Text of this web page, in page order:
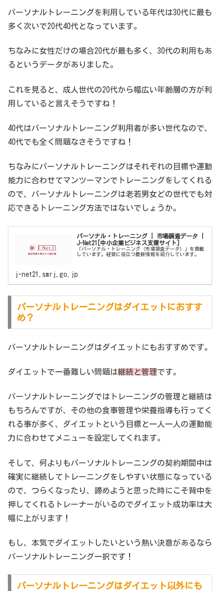
パーソナルトレーニングを利用している年代は30代に最も
多く次いで20代40代となっています。
ちなみに女性だけの場合20代が最も多く、30代の利用もあ
るというデータがありました。
これを見ると、成人世代の20代から幅広い年齢層の方が利
用していると言えそうですね！
40代はパーソナルトレーニング利用者が多い世代なので、
40代でも全く問題なさそうですね！
ちなみにパーソナルトレーニングはそれぞれの目標や運動
能力に合わせてマンツーマンでトレーニングをしてくれる
ので、パーソナルトレーニングは老若男女どの世代でも対
応できるトレーニング方法ではないでしょうか。
パーソナル・トレーニング | 市場調査データ |
J-Net21[中小企業ビジネス支援サイト]
「パーソナル・トレーニング（市場調査データ）」を掲載
しています。経営に役立つ最新情報を紹介しています。
j-net21.smrj.go.jp
パーソナルトレーニングはダイエットにおすす
め？
パーソナルトレーニングはダイエットにもおすすめです。
ダイエットで一番難しい問題は継続と管理です。
パーソナルトレーニングではトレーニングの管理と継続は
もちろんですが、その他の食事管理や栄養指導も行ってく
れる事が多く、ダイエットという目標と一人一人の運動能
力に合わせてメニューを設定してくれます。
そして、何よりもパーソナルトレーニングの契約期間中は
確実に継続してトレーニングをしやすい状態になっている
ので、つらくなったり、諦めようと思った時にこそ背中を
押してくれるトレーナーがいるのでダイエット成功率は大
幅に上がります！
もし、本気でダイエットしたいという熱い決意があるなら
パーソナルトレーニング一択です！
パーソナルトレーニングはダイエット以外にも